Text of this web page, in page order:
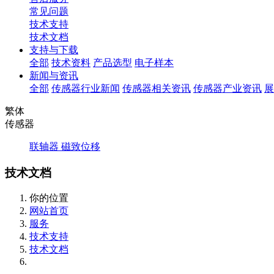
常见问题
技术支持
技术文档
支持与下载
全部 技术资料 产品选型 电子样本
新闻与资讯
全部 传感器行业新闻 传感器相关资讯 传感器产业资讯
繁体
传感器
联轴器 磁致位移
技术文档
你的位置
网站首页
服务
技术支持
技术文档